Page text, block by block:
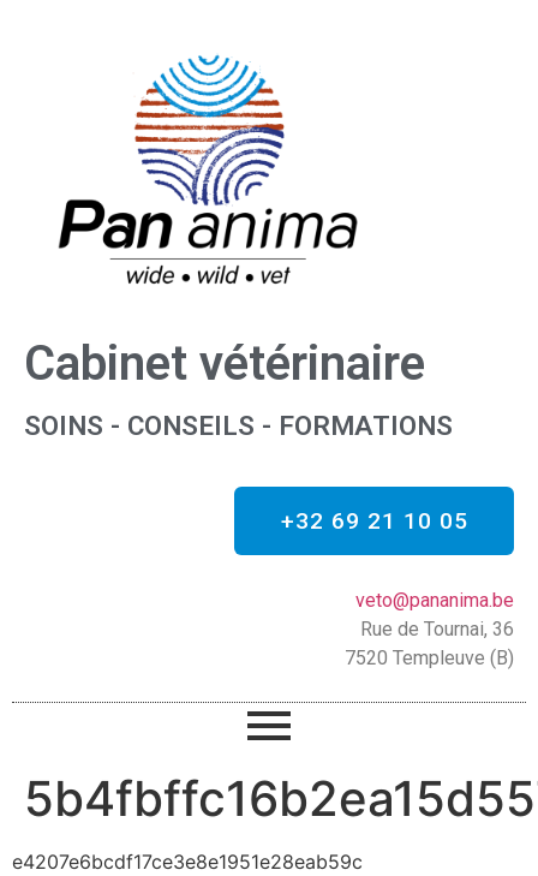
Cabinet vétérinaire
SOINS - CONSEILS - FORMATIONS
+32 69 21 10 05
veto@pananima.be
Rue de Tournai, 36
7520 Templeuve (B)
e4207e6bcdf17ce3e8e1951e28eab59c